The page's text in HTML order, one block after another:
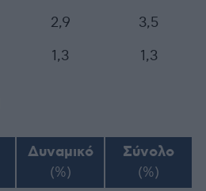
2,9
3,5
1,3 1,3
Δυναμικό
(%)
Σύνολο
(%)